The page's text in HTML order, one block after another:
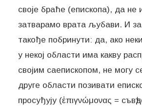
своје браће (епископа), да не
затварамо врата љубави. И
такође побринути: да, ако
у некој области има какву
својим саепископом, не могу
друге области позивати
просуђују (ἐπιγνώμονας =